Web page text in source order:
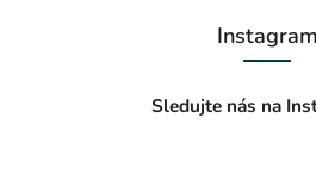
Instagram
Sledujte nás na